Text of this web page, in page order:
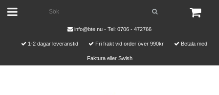
info@bte.nu - Tel: 0706 - 472766
1-2 dagar leveranstid Fri frakt vid order över 990kr Betala med
Faktura eller Swish